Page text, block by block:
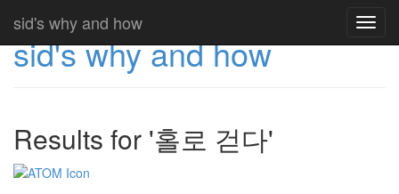
sid's why and how
sid's why and how
Results for '홀로 걷다'